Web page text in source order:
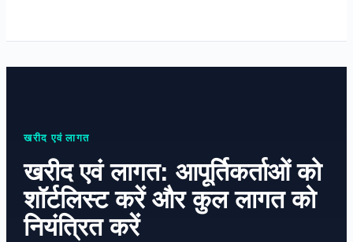
खरीद एवं लागत
खरीद एवं लागत: आपूर्तिकर्ताओं को
शॉर्टलिस्ट करें और कुल लागत को
नियंत्रित करें